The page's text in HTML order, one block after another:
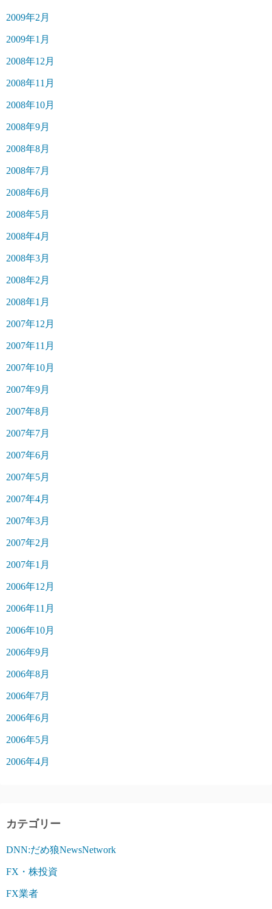
2009年2月
2009年1月
2008年12月
2008年11月
2008年10月
2008年9月
2008年8月
2008年7月
2008年6月
2008年5月
2008年4月
2008年3月
2008年2月
2008年1月
2007年12月
2007年11月
2007年10月
2007年9月
2007年8月
2007年7月
2007年6月
2007年5月
2007年4月
2007年3月
2007年2月
2007年1月
2006年12月
2006年11月
2006年10月
2006年9月
2006年8月
2006年7月
2006年6月
2006年5月
2006年4月
カテゴリー
DNN:だめ狼NewsNetwork
FX・株投資
FX業者